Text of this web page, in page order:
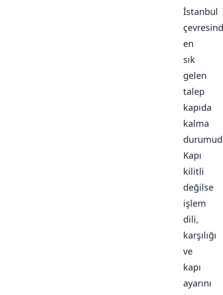
İstanbul
en
sık
gelen
talep
kapıda
kalma
Kapı
kilitli
değilse
işlem
dili,
karşılığı
ve
kapı
ayarını